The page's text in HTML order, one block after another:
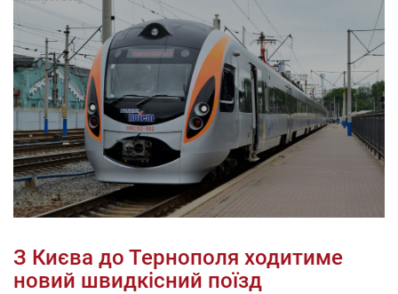
З Києва до Тернополя ходитиме
новий швидкісний поїзд